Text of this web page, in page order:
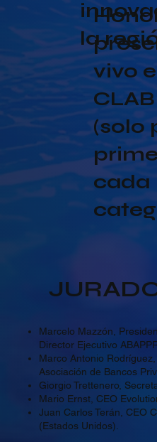
la
vivo
(solo
cada
Marcelo Mazzón,
Director Ejecutivo
Marco Antonio
Asociación de Bancos
Giorgio Trettenero,
Mario Ernst, CEO
Juan Carlos Terán, CEO
(Estados Unidos).